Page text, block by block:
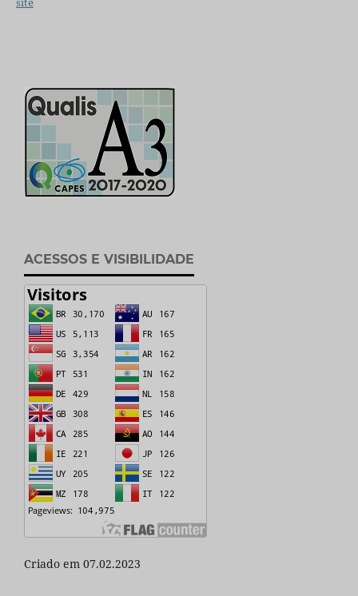
ACESSOS E VISIBILIDADE
Criado em 07.02.2023